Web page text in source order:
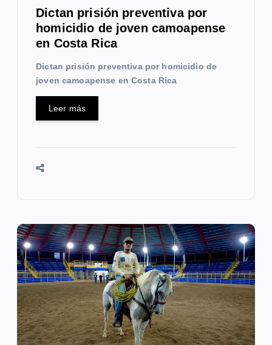
Dictan prisión preventiva por
homicidio de joven camoapense
en Costa Rica
Dictan prisión preventiva por homicidio de
joven camoapense en Costa Rica
Leer más